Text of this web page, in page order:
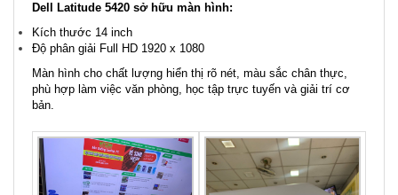
Dell Latitude 5420 sở hữu màn hình:
Kích thước 14 inch
Độ phân giải Full HD 1920 x 1080
Màn hình cho chất lượng hiển thị rõ nét, màu sắc chân thực,
phù hợp làm việc văn phòng, học tập trực tuyến và giải trí cơ
bản.